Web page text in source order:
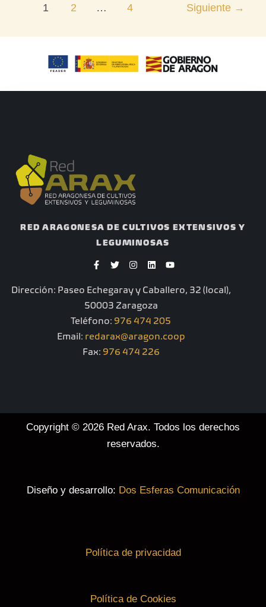
1 2 … 4 Siguiente →
RED ARAGONESA DE CULTIVOS EXTENSIVOS Y
LEGUMINOSAS
a
b
o
o
k
-
f
w
t
e
r
n
a
r
a
m
i
e
i
n
o
u
Dirección: Paseo Echegaray y Caballero, 32 (local),
50003 Zaragoza
Teléfono: 976 474 205
Email: redarax@aragon.coop
Fax: 976 474 226
Copyright © 2026 Red Arax. Todos los derechos
reservados.
Diseño y desarrollo: Dos Esferas Comunicación
Política de privacidad
Política de Cookies